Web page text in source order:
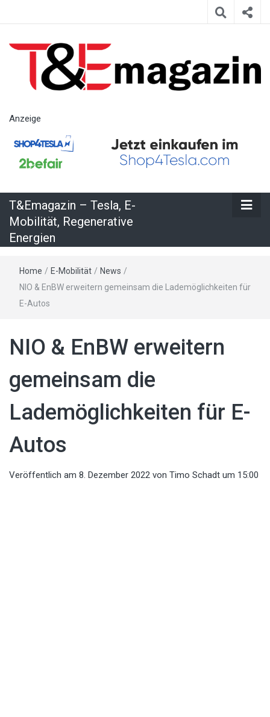
– Tesla, E-
Regenerative
Energien
Anzeige
T&Emagazin – Tesla, E-
Mobilität, Regenerative
Energien
Home / E-Mobilität / News /
NIO & EnBW erweitern gemeinsam die Lademöglichkeiten für
E-Autos
NIO & EnBW erweitern
gemeinsam die
Lademöglichkeiten für E-
Autos
Veröffentlich am 8. Dezember 2022 von Timo Schadt um 15:00